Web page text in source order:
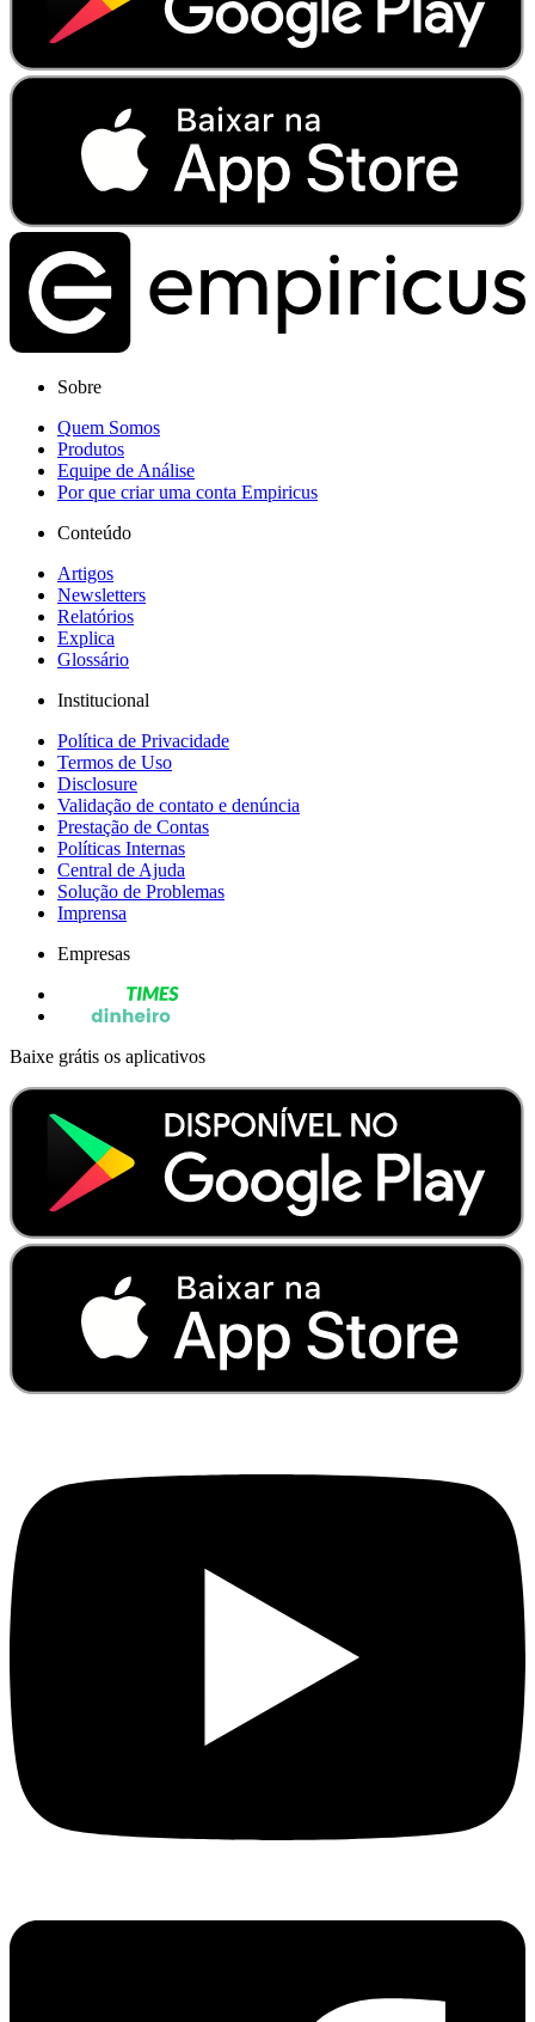
Sobre
Quem Somos
Produtos
Equipe de Análise
Por que criar uma conta Empiricus
Conteúdo
Artigos
Newsletters
Relatórios
Explica
Glossário
Institucional
Política de Privacidade
Termos de Uso
Disclosure
Validação de contato e denúncia
Prestação de Contas
Políticas Internas
Central de Ajuda
Solução de Problemas
Imprensa
Empresas
Baixe grátis os aplicativos